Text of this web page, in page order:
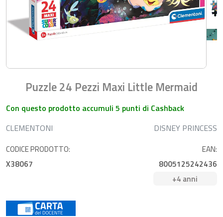
Puzzle 24 Pezzi Maxi Little Mermaid
Con questo prodotto accumuli 5 punti di Cashback
CLEMENTONI
DISNEY PRINCESS
CODICE PRODOTTO:
X38067
EAN:
8005125242436
+4 anni